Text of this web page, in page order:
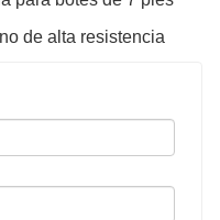
de alta resistencia